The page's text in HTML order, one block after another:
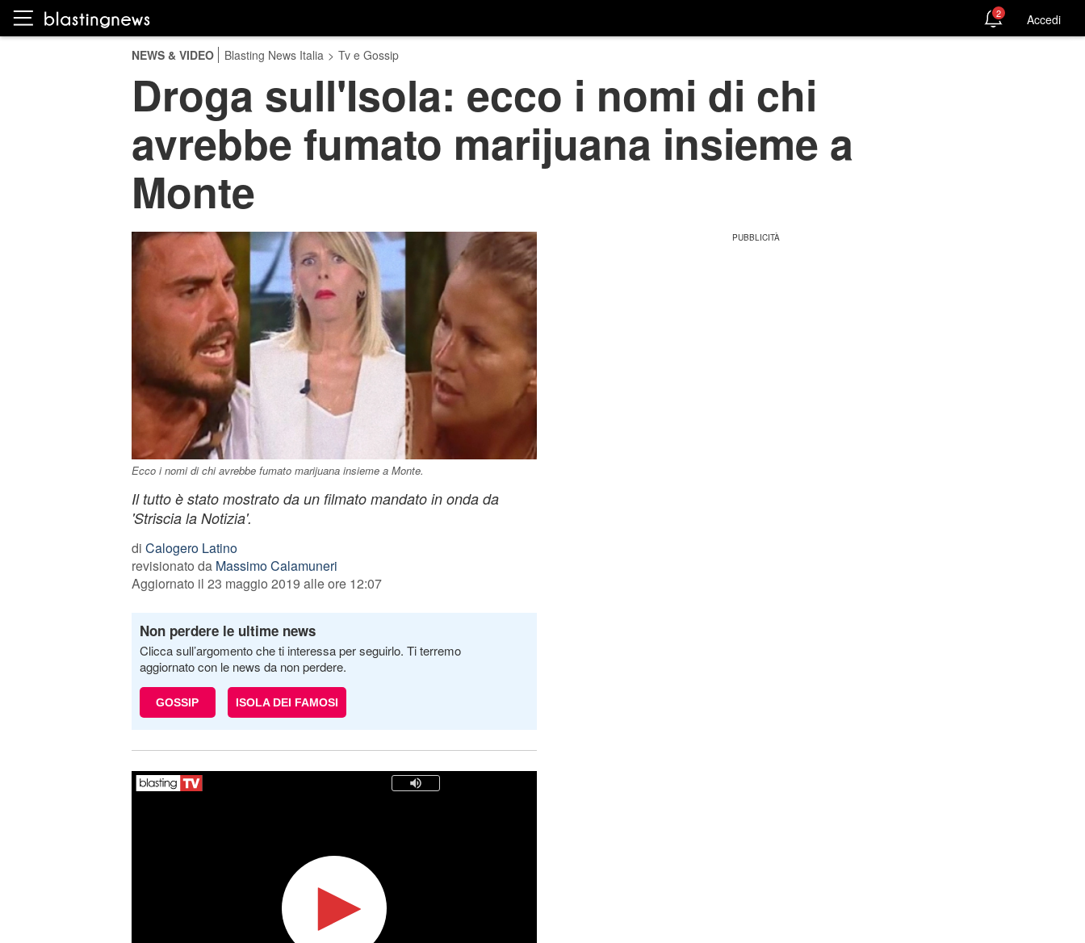
2 Accedi
NEWS & VIDEO Blasting News Italia > Tv e Gossip
Droga sull'Isola: ecco i nomi di chi
avrebbe fumato marijuana insieme a
Monte
Ecco i nomi di chi avrebbe fumato marijuana insieme a Monte.
Il tutto è stato mostrato da un filmato mandato in onda da
'Striscia la Notizia'.
di Calogero Latino
revisionato da Massimo Calamuneri
Aggiornato il 23 maggio 2019 alle ore 12:07
Non perdere le ultime news
Clicca sull’argomento che ti interessa per seguirlo. Ti terremo
aggiornato con le news da non perdere.
GOSSIP ISOLA DEI FAMOSI